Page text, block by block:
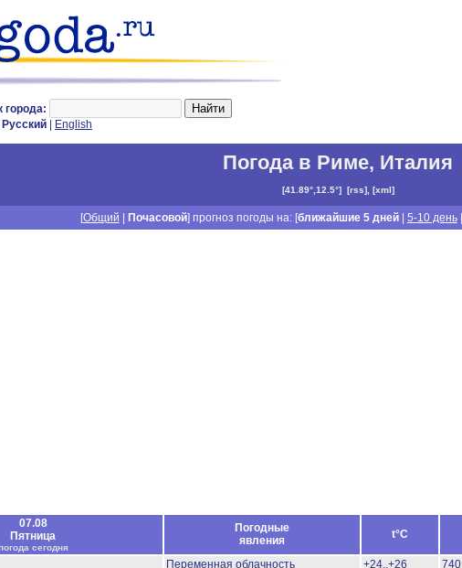
города:
Русский English
Погода в Риме, Италия
[41.89°,12.5°] [rss], [xml]
[Общий Почасовой] прогноз погоды на: [ближайшие 5 дней| 5-10 день|
07.08
Пятница
сегодня
Погодные
явления
t°C
Переменная облачность
+24..+26 740